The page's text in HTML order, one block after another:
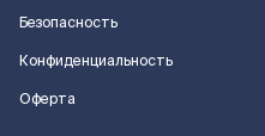
Безопасность
Конфиденциальность
Оферта